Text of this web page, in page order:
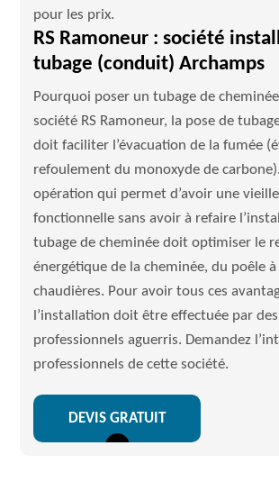
pour les prix.
RS Ramoneur : société
tubage (conduit) Archamps
Pourquoi poser un tubage de
société RS Ramoneur, la pose de
doit faciliter l’évacuation de la fumée
refoulement du monoxyde de
opération qui permet d’avoir une
fonctionnelle sans avoir à refaire
tubage de cheminée doit optimiser le
énergétique de la cheminée, du poêle
chaudières. Pour avoir tous ces
l’installation doit être effectuée par des
professionnels aguerris. Demandez
professionnels de cette société.
DEVIS GRATUIT